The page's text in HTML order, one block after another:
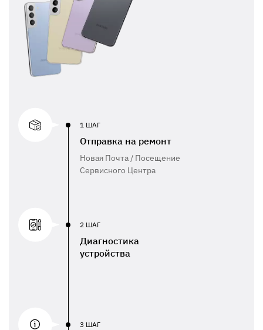
1 ШАГ
Отправка на ремонт
Новая Почта / Посещение
Сервисного Центра
2 ШАГ
Диагностика
устройства
3 ШАГ